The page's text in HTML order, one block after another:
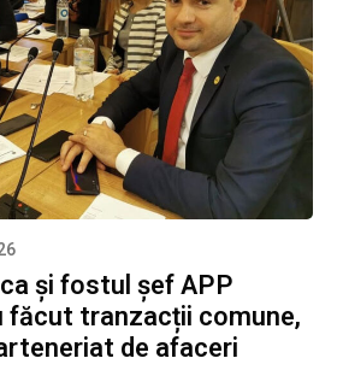
și fostul șef APP
făcut tranzacții comune,
de afaceri